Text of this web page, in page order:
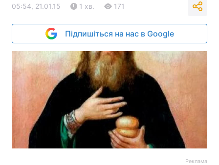
05:54, 21.01.15 1 хв. 171
Підпишіться на нас в Google
Реклама